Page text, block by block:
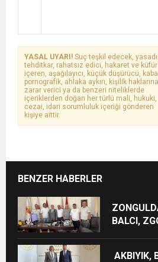
YASAL UYARI! Suç teşkil edecek,
tehditkar, rahatsız edici, hakaret ve küfür
içeren, aşağılayıcı, küçük düşürücü, kaba,
pornografik, ahlaka aykırı, kişilik haklarına
zarar verici ya da benzeri niteliklerde
içeriklerden doğan her türlü mali, hukuki,
cezai, idari sorumluluk içeriği gönderen
kişiye aittir.
BENZER HABERLER
BALCI,
AKBIYIK,